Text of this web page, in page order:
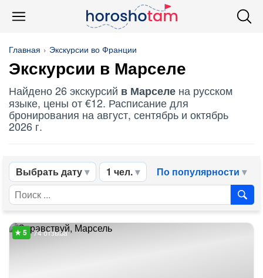
Главная Экскурсии во Франции
Экскурсии в Марселе
Найдено 26 экскурсий в Марселе на русском
языке, цены от €12. Расписание для
бронирования на август, сентябрь и октябрь
2026 г.
Выбрать дату 1 чел. По популярности
74 отзыва